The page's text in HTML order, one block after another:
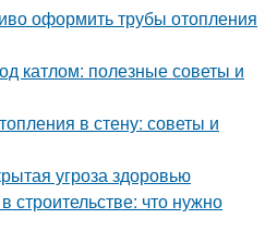
оформить трубы отопления
катлом: полезные советы и
в стену: советы и
угроза здоровью
что нужно